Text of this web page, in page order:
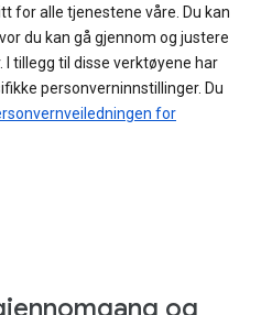
for alle tjenestene våre. Du kan
du kan gå gjennom og justere
tillegg til disse verktøyene har
personverninnstillinger. Du
for
og